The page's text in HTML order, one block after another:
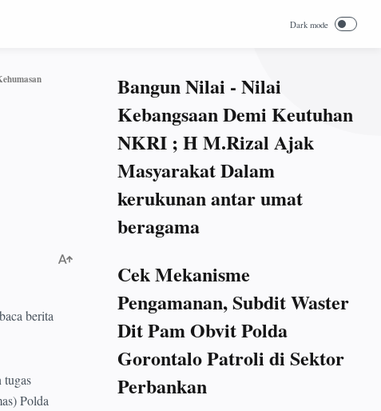
berita
tugas
Polda
Bangun Nilai - Nilai
Kebangsaan Demi Keutuhan
NKRI ; H M.Rizal Ajak
Masyarakat Dalam
kerukunan antar umat
beragama
Cek Mekanisme
Pengamanan, Subdit Waster
Dit Pam Obvit Polda
Gorontalo Patroli di Sektor
Perbankan